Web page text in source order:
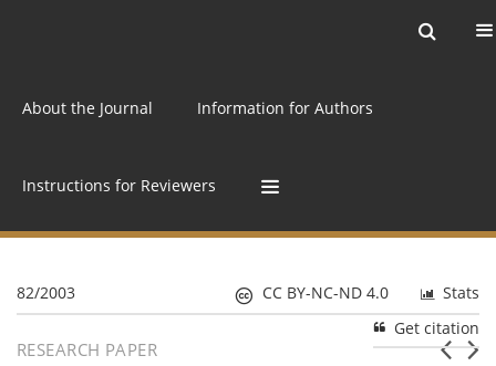
About the Journal Information for Authors
Instructions for Reviewers
82/2003 Stats
CC BY-NC-ND 4.0
Get citation
RESEARCH PAPER